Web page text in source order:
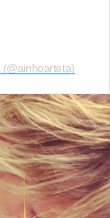
(@ainhoarteta)